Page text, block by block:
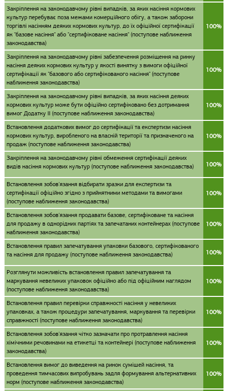
Закріплення на законодавчому рівні випадків, за яких насіння кормових
культур перебуває поза межами комерційного обігу, а також заборони
торгівлі насінням деяких кормових культур, до їх офіційної сертифікації
як "базове насіння" або "сертифіковане насіння" (поступове наближення
законодавства)
100%
Закріплення на законодавчому рівні забезпечення розміщення на ринку
насіння деяких кормових культур у якості винятку з вимоги офіційної
сертифікації як "базового або сертифікованого насіння" (поступове
наближення законодавства)
100%
Закріплення на законодавчому рівні випадків, за яких насіння деяких
кормових культур може бути офіційно сертифіковано без дотримання
вимог Додатку II (поступове наближення законодавства)
100%
Встановлення додаткових вимог до сертифікації та експертизи насіння
кормових культур, виробленого на власній території та призначеного на
продаж (поступове наближення законодавства)
100%
Закріплення на законодавчому рівні обмеження сертифікації деяких
видів насіння кормових культур (поступове наближення законодавства)
100%
Встановлення зобов'язання відбирати зразки для експертизи та
сертифікації офіційно згідно з прийнятними методами та вимогами
(поступове наближення законодавства)
100%
Встановлення зобов'язання продавати базове, сертифіковане та насіння
для продажу в однорідних партіях та запечатаних контейнерах (поступове
наближення законодавства)
100%
Встановлення правил запечатування упаковки базового, сертифікованого
та насіння для продажу (поступове наближення законодавства)
100%
Розглянути можливість встановлення правил запечатування та
маркування невеликих упаковок офіційно або під офіційним наглядом
(поступове наближення законодавства)
100%
Встановлення правил перевірки справжності насіння у невеликих
упаковках, а також процедури запечатування, маркування та перевірки
справжності (поступове наближення законодавства)
100%
Встановлення зобов'язання чітко зазначати про протравлення насіння
хімічними речовинами на етикетці та контейнері (поступове наближення
законодавства)
100%
Встановлення вимог до виведення на ринок сумішей насіння, та
проведення тимчасових випробувань задля формування альтернативних
норм (поступове наближення законодавства)
100%